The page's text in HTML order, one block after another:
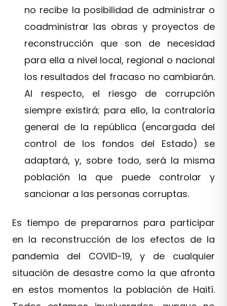
no recibe la posibilidad de administrar o
coadministrar las obras y proyectos de
reconstrucción que son de necesidad
para ella a nivel local, regional o nacional
los resultados del fracaso no cambiarán.
Al respecto, el riesgo de corrupción
siempre existirá; para ello, la contraloría
general de la república (encargada del
control de los fondos del Estado) se
adaptará, y, sobre todo, será la misma
población la que puede controlar y
sancionar a las personas corruptas.
Es tiempo de prepararnos para participar
en la reconstrucción de los efectos de la
pandemia del COVID-19, y de cualquier
situación de desastre como la que afronta
en estos momentos la población de Haití.